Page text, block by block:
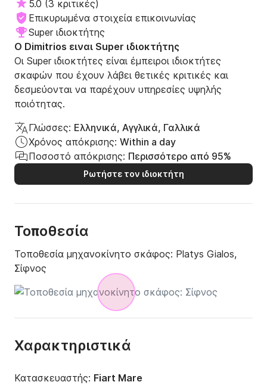
5.0 (3 κριτικές)
Επικυρωμένα στοιχεία επικοινωνίας
Super ιδιοκτήτης
Ο Dimitrios ειναι Super ιδιοκτήτης
Οι Super ιδιοκτήτες είναι έμπειροι ιδιοκτήτες
σκαφών που έχουν λάβει θετικές κριτικές και
δεσμεύονται να παρέχουν υπηρεσίες υψηλής
ποιότητας.
Γλώσσες: Ελληνικά, Αγγλικά, Γαλλικά
Χρόνος απόκρισης: Within a day
Ποσοστό απόκρισης: Περισσότερο από 95%
Ρωτήστε τον ιδιοκτήτη
Τοποθεσία
Τοποθεσία μηχανοκίνητο σκάφος: Platys Gialos,
Σίφνος
Χαρακτηριστικά
Κατασκευαστής: Fiart Mare